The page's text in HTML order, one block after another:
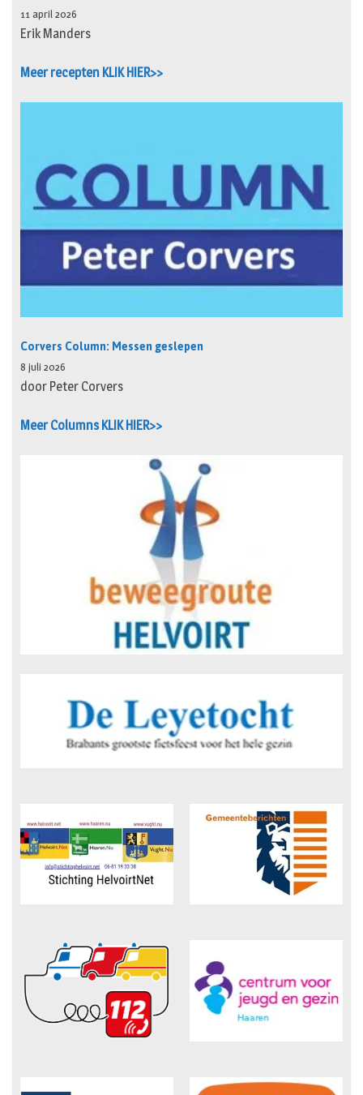
11 april 2026
Erik Manders
Meer recepten KLIK HIER>>
Corvers Column: Messen geslepen
8 juli 2026
door Peter Corvers
Meer Columns KLIK HIER>>